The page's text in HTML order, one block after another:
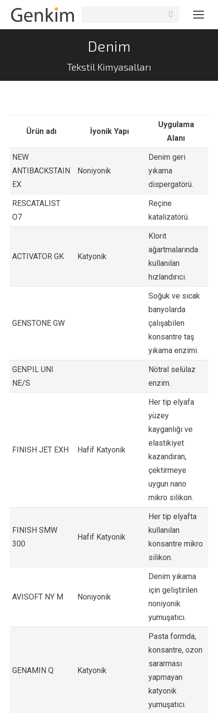
Denim
Tekstil Kimyasalları
Ürün adı İyonik Yapı
Uygulama
Alanı
NEW
ANTIBACKSTAIN
EX
Noniyonik
Denim geri
yıkama
dispergatörü.
RESCATALIST
O7
Reçine
katalizatörü.
ACTIVATOR GK Katyonik
Klorit
ağartmalarında
kullanılan
hızlandırıcı.
GENSTONE GW
Soğuk ve sıcak
banyolarda
çalışabilen
konsantre taş
yıkama enzimi.
GENPIL UNI
NE/S
Nötral selülaz
enzim.
FINISH JET EXH Hafif Katyonik
Her tip elyafa
yüzey
kayganlığı ve
elastikiyet
kazandıran,
çektirmeye
uygun nano
mikro silikon.
FINISH SMW
300
Hafif Katyonik
Her tip elyafta
kullanılan
konsantre mikro
silikon.
AVISOFT NY M Noniyonik
Denim yıkama
için geliştirilen
noniyonik
yumuşatıcı.
GENAMIN Q Katyonik
Pasta formda,
konsantre, ozon
sararması
yapmayan
katyonik
yumuşatıcı.